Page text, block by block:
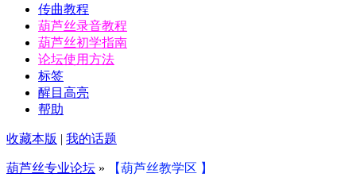
传曲教程
葫芦丝录音教程
葫芦丝初学指南
论坛使用方法
标签
醒目高亮
帮助
收藏本版 | 我的话题
葫芦丝专业论坛 » 【葫芦丝教学区 】